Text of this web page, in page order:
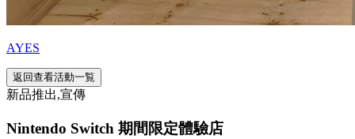
AYES
返回查看活動一覧
新品推出,宣傳
Nintendo Switch 期間限定體驗店